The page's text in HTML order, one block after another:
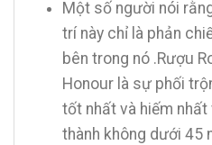
Một số người nói
trí này chỉ là phản
bên trong nó .Rượu
Honour là sự phối
tốt nhất và hiếm
thành không dưới 45